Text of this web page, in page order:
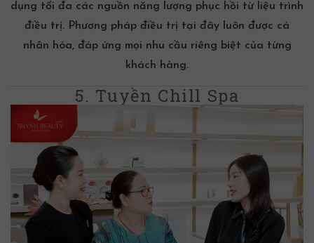
dụng tối đa các nguồn năng lượng phục hồi từ liệu trình
điều trị. Phương pháp điều trị tại đây luôn được cá
nhân hóa, đáp ứng mọi nhu cầu riêng biệt của từng
khách hàng.
5. Tuyền Chill Spa